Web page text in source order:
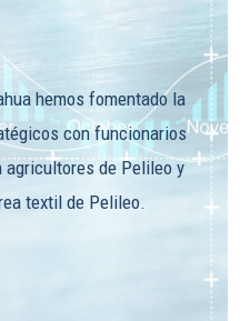
hemos fomentado la
con funcionarios
agricultores de Pelileo y
textil de Pelileo.